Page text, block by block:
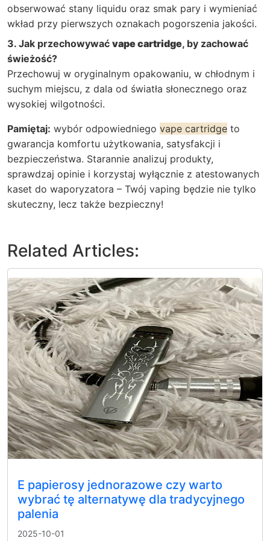
obserwować stany liquidu oraz smak pary i wymieniać
wkład przy pierwszych oznakach pogorszenia jakości.
3. Jak przechowywać vape cartridge, by zachować
świeżość?
Przechowuj w oryginalnym opakowaniu, w chłodnym i
suchym miejscu, z dala od światła słonecznego oraz
wysokiej wilgotności.
Pamiętaj: wybór odpowiedniego vape cartridge to
gwarancja komfortu użytkowania, satysfakcji i
bezpieczeństwa. Starannie analizuj produkty,
sprawdzaj opinie i korzystaj wyłącznie z atestowanych
kaset do waporyzatora – Twój vaping będzie nie tylko
skuteczny, lecz także bezpieczny!
Related Articles:
E papierosy jednorazowe czy warto
wybrać tę alternatywę dla tradycyjnego
palenia
2025-10-01